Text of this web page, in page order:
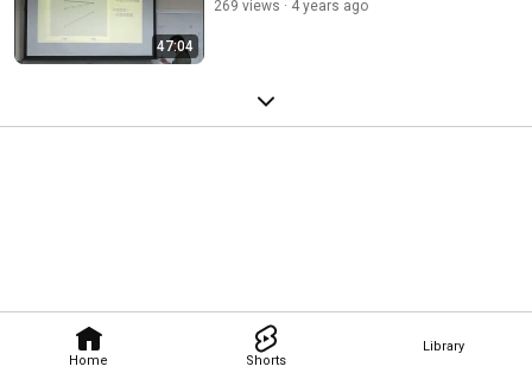
Home Shorts
Library
47:04
269 views 4 years ago